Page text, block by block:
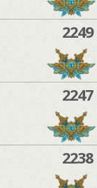
2249
2247
2238